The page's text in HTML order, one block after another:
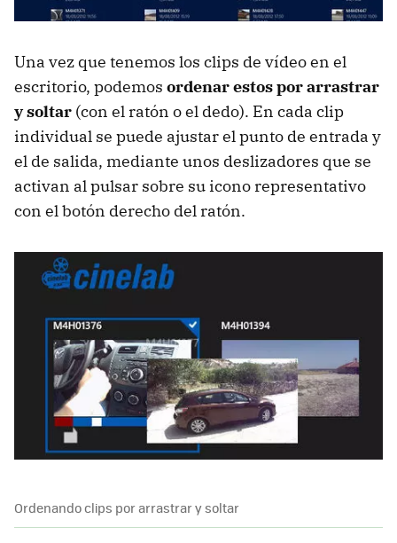
Una vez que tenemos los clips de vídeo en el
escritorio, podemos ordenar estos por arrastrar
y soltar (con el ratón o el dedo). En cada clip
individual se puede ajustar el punto de entrada y
el de salida, mediante unos deslizadores que se
activan al pulsar sobre su icono representativo
con el botón derecho del ratón.
Ordenando clips por arrastrar y soltar